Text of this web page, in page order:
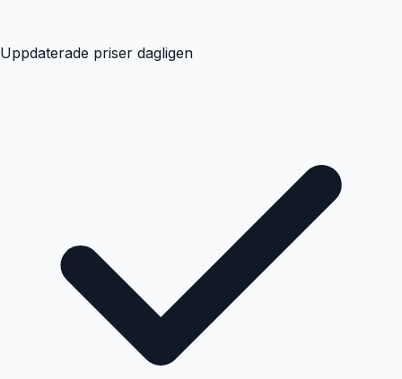
Uppdaterade priser dagligen